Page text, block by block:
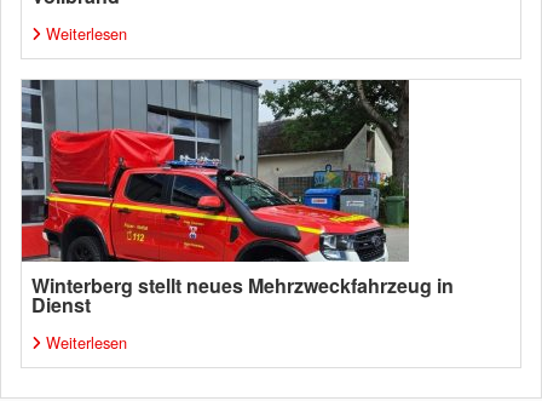
Weiterlesen
Winterberg stellt neues Mehrzweckfahrzeug in
Dienst
Weiterlesen